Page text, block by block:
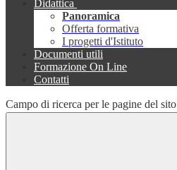
Didattica
Panoramica
Offerta formativa
I progetti d'Istituto
Documenti utili
Formazione On Line
Contatti
Campo di ricerca per le pagine del sito